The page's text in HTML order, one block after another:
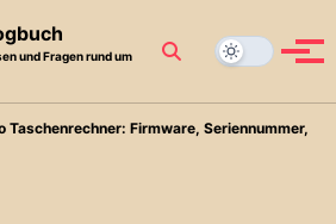
und Fragen rund um
Blog Toggle search
Taschenrechner: Firmware, Seriennummer,